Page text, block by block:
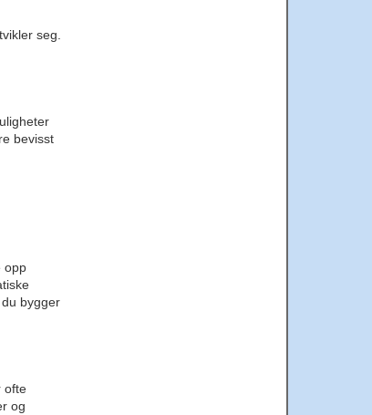
seg.
bevisst
opp
bygger
ofte
og